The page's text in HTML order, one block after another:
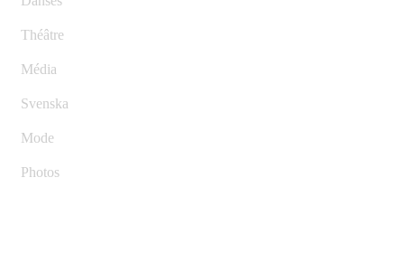
Théâtre
Média
Svenska
Mode
Photos